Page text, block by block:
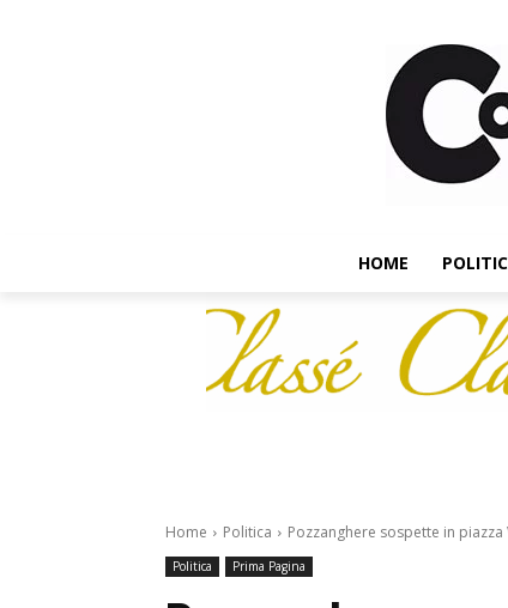
HOME
Home Politica Pozzanghere sospette in
Politica Prima Pagina